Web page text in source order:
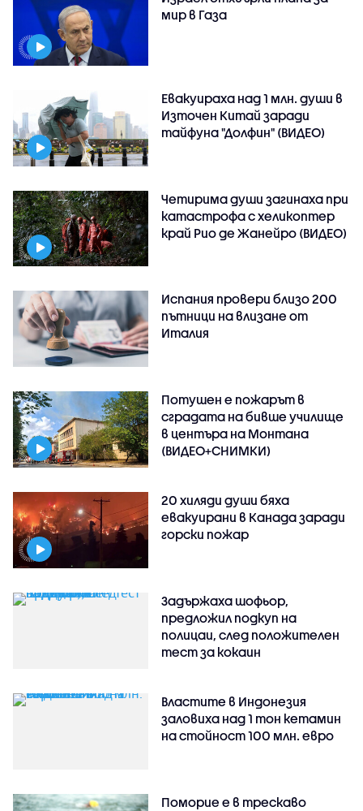
мир в Газа
Евакуираха над 1 млн. души в
Източен Китай заради
тайфуна "Долфин" (ВИДЕО)
Четирима души загинаха при
катастрофа с хеликоптер
край Рио де Жанейро (ВИДЕО)
Испания провери близо 200
пътници на влизане от
Италия
Потушен е пожарът в
сградата на бивше училище
в центъра на Монтана
(ВИДЕО+СНИМКИ)
20 хиляди души бяха
евакуирани в Канада заради
горски пожар
Задържаха шофьор,
предложил подкуп на
полицаи, след положителен
тест за кокаин
Властите в Индонезия
заловиха над 1 тон кетамин
на стойност 100 млн. евро
Поморие е в трескаво